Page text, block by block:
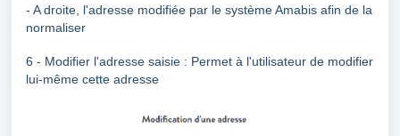
- A droite, l'adresse modifiée par le système Amabis afin de la
normaliser
6 - Modifier l'adresse saisie : Permet à l'utilisateur de modifier
lui-même cette adresse